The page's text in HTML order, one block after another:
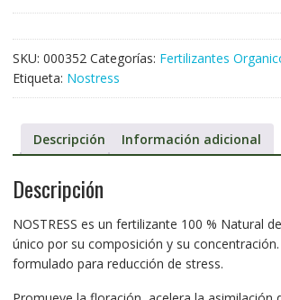
SKU: 000352 Categorías: Fertilizantes
Etiqueta: Nostress
Descripción Información adicional
Descripción
NOSTRESS es un fertilizante 100 % Natural
único por su composición y su
formulado para reducción de stress.